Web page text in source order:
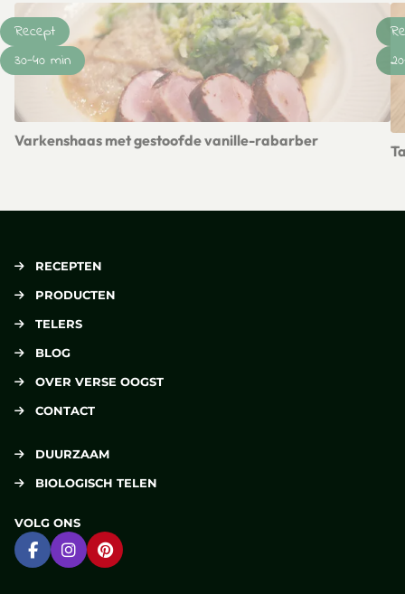
Varkenshaas met gestoofde vanille-rabarber
Recept
30-40 min
Lees meer over Varkenshaas met gestoofde vanille-
RECEPTEN
PRODUCTEN
TELERS
BLOG
OVER VERSE OOGST
CONTACT
DUURZAAM
BIOLOGISCH TELEN
VOLG ONS
Ga naar Facebook
Ga naar Instagram
Ga naar Pinterest